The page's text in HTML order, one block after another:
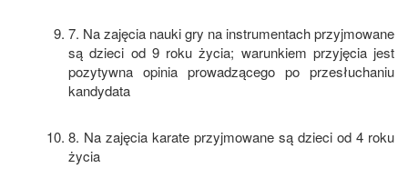
7. Na zajęcia nauki gry na instrumentach przyjmowane
są dzieci od 9 roku życia; warunkiem przyjęcia jest
pozytywna opinia prowadzącego po przesłuchaniu
kandydata
8. Na zajęcia karate przyjmowane są dzieci od 4 roku
życia